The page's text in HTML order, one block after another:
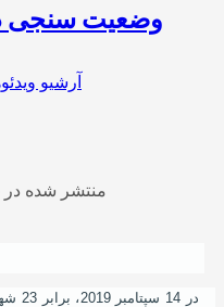
آرشیو
وضعیت سنجی
منتشر شده در شنبه, 30